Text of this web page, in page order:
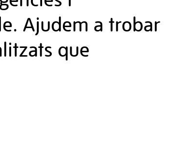
Ajudem a trobar
que